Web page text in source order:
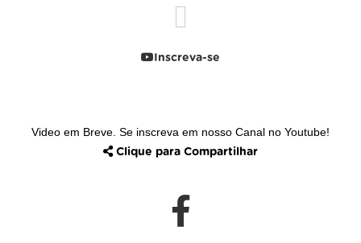
Inscreva-se
Video em Breve. Se inscreva em nosso Canal no Youtube!
Clique para Compartilhar